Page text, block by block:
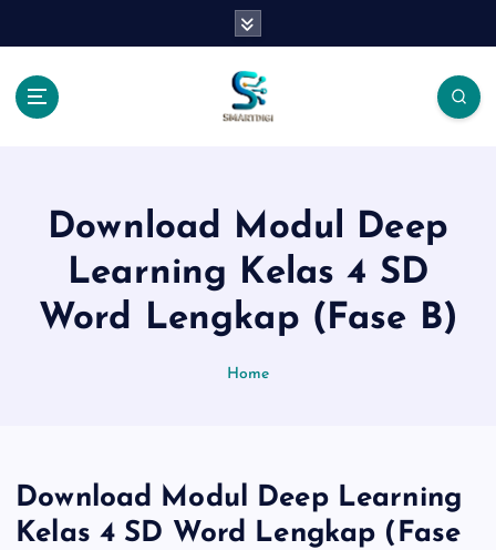
Download Modul Deep
Learning Kelas 4 SD
Word Lengkap (Fase B)
Home
Download Modul Deep Learning
Kelas 4 SD Word Lengkap (Fase